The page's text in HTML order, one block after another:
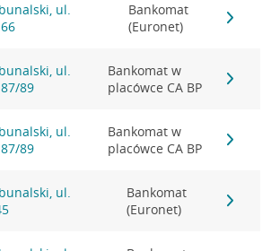
ul.
Bankomat
(Euronet)
ul.
89
Bankomat w
placówce CA BP
ul.
89
Bankomat w
placówce CA BP
ul.
Bankomat
(Euronet)